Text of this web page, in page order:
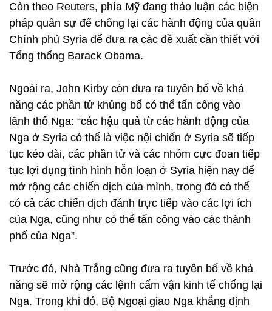
Còn theo Reuters, phía Mỹ đang thảo luận các biện
pháp quân sự để chống lại các hành động của quân
Chính phủ Syria để đưa ra các đề xuất cần thiết với
Tổng thống Barack Obama.
Ngoài ra, John Kirby còn đưa ra tuyên bố về khả
năng các phần tử khủng bố có thể tấn công vào
lãnh thổ Nga: “các hậu quả từ các hành động của
Nga ở Syria có thể là việc nội chiến ở Syria sẽ tiếp
tục kéo dài, các phần tử và các nhóm cực đoan tiếp
tục lợi dụng tình hình hỗn loạn ở Syria hiện nay để
mở rộng các chiến dịch của mình, trong đó có thể
có cả các chiến dịch đánh trực tiếp vào các lợi ích
của Nga, cũng như có thể tấn công vào các thành
phố của Nga”.
Trước đó, Nhà Trắng cũng đưa ra tuyên bố về khả
năng sẽ mở rộng các lệnh cấm vận kinh tế chống lại
Nga. Trong khi đó, Bộ Ngoại giao Nga khẳng định